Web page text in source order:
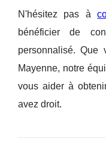
N'hésitez pas à
bénéficier de
personnalisé.
Mayenne, notre
vous aider à
avez droit.